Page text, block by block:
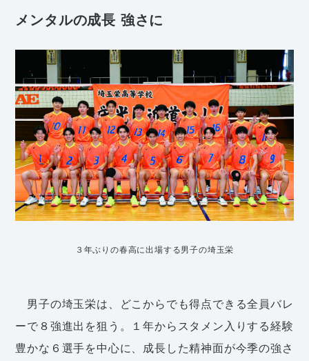
メンタルの成長 強さに
３年ぶりの春高に出場する男子の埼玉栄
男子の埼玉栄は、どこからでも得点できる全員バレ
ーで８強進出を狙う。１年からスタメン入りする経験
豊かな６選手を中心に、成長した精神面が今季の強さ